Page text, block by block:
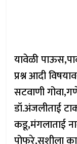
यावेळी
प्रश्न आदी
सटवाणी
डॉ.अंजलीताई
कडू,मंगलाताई